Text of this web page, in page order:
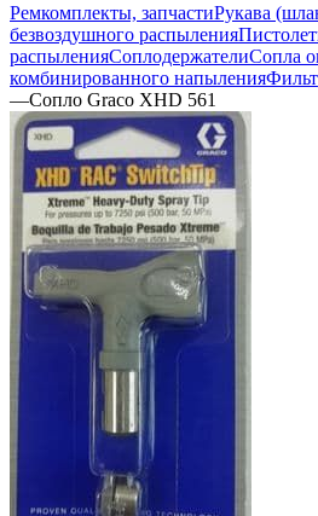
Ремкомплекты, запчастиРукава
безвоздушного распыления
распыленияСоплодержателиСопла
комбинированного напыления
—Сопло Graco XHD 561